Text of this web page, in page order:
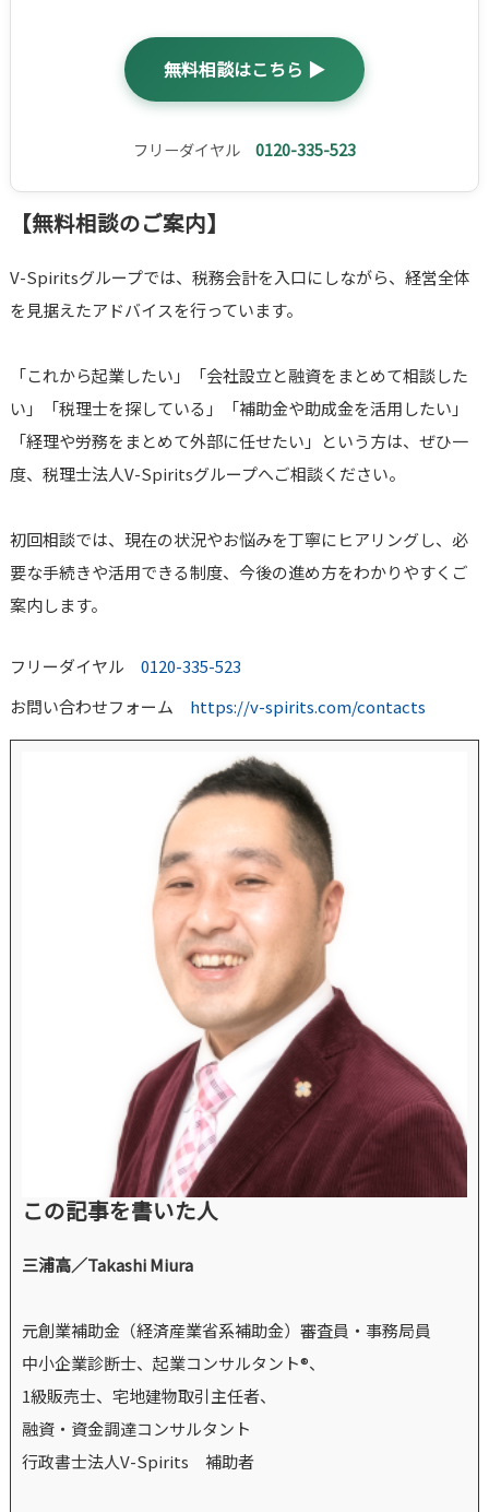
無料相談はこちら ▶
フリーダイヤル 0120-335-523
【無料相談のご案内】
V-Spiritsグループでは、税務会計を入口にしながら、経営全体
を見据えたアドバイスを行っています。
「これから起業したい」「会社設立と融資をまとめて相談した
い」「税理士を探している」「補助金や助成金を活用したい」
「経理や労務をまとめて外部に任せたい」という方は、ぜひ一
度、税理士法人V-Spiritsグループへご相談ください。
初回相談では、現在の状況やお悩みを丁寧にヒアリングし、必
要な手続きや活用できる制度、今後の進め方をわかりやすくご
案内します。
フリーダイヤル 0120-335-523
お問い合わせフォーム https://v-spirits.com/contacts
この記事を書いた人
三浦高／Takashi Miura
元創業補助金（経済産業省系補助金）審査員・事務局員
中小企業診断士、起業コンサルタント®、
1級販売士、宅地建物取引主任者、
融資・資金調達コンサルタント
行政書士法人V-Spirits 補助者